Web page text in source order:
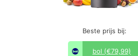
Beste prijs bij:
bol (€79,99)